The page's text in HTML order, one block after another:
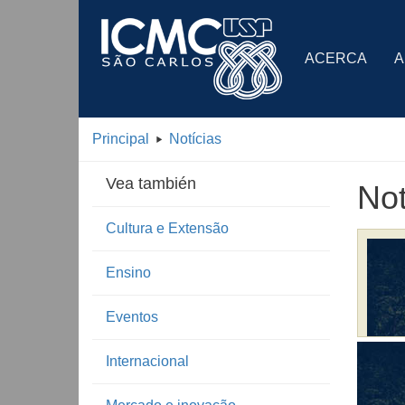
ACERCA
Principal Notícias
Vea también
Cultura e Extensão
Ensino
Eventos
Internacional